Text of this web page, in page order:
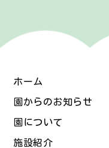
ホーム
園からのお知らせ
園について
施設紹介